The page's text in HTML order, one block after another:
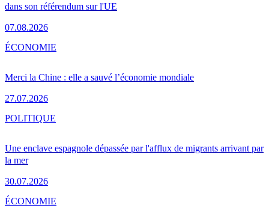
dans son référendum sur l'UE
07.08.2026
Merci la Chine : elle a sauvé l’économie mondiale
27.07.2026
ÉCONOMIE
Une enclave espagnole dépassée par l'afflux de migrants arrivant par
la mer
30.07.2026
POLITIQUE
ÉCONOMIE